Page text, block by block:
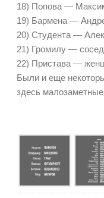
18) Попова —
19) Бармена —
20) Студента —
21) Громилу —
22) Пристава —
Были и еще
здесь